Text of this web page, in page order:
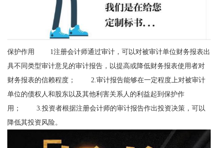
保护作用 1注册会计师通过审计，可以对被审计单位财务报表出
具不同类型审计意见的审计报告，以提高或降低财务报表使用者对
财务报表的信赖程度； 2.审计报告能够在一定程度上对被审计
单位的债权人和股东以及其他利害关系人的利益起到保护作
用； 3.投资者根据注册会计师的审计报告作出投资决策，可以
降低其投资风险。